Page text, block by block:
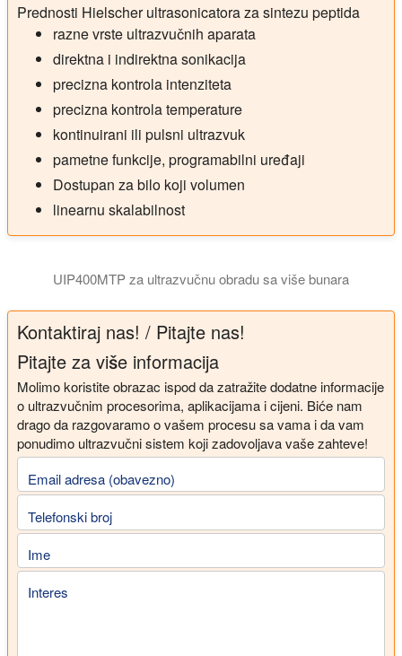
Prednosti Hielscher ultrasonicatora za sintezu peptida
razne vrste ultrazvučnih aparata
direktna i indirektna sonikacija
precizna kontrola intenziteta
precizna kontrola temperature
kontinuirani ili pulsni ultrazvuk
pametne funkcije, programabilni uređaji
Dostupan za bilo koji volumen
linearnu skalabilnost
UIP400MTP za ultrazvučnu obradu sa više bunara
Kontaktiraj nas! / Pitajte nas!
Pitajte za više informacija
Molimo koristite obrazac ispod da zatražite dodatne informacije
o ultrazvučnim procesorima, aplikacijama i cijeni. Biće nam
drago da razgovaramo o vašem procesu sa vama i da vam
ponudimo ultrazvučni sistem koji zadovoljava vaše zahteve!
Email adresa (obavezno)
Telefonski broj
Ime
Interes